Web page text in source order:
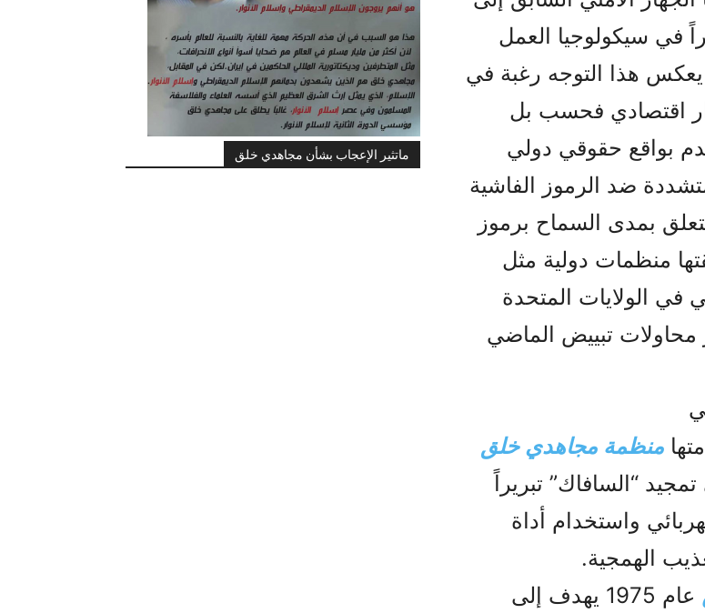
ماتثير الإعجاب بشأن مجاهدي خلق
في سيكولوجيا العمل
هذا التوجه رغبة في
اقتصادي فحسب بل
بواقع حقوقي دولي
ضد الرموز الفاشية
بمدى السماح برموز
منظمات دولية مثل
في الولايات المتحدة
محاولات تبييض الماضي
منظمة مجاهدي خلق
“السافاك” تبريراً
واستخدام أداة
الهمجية.
عام 1975 يهدف إلى